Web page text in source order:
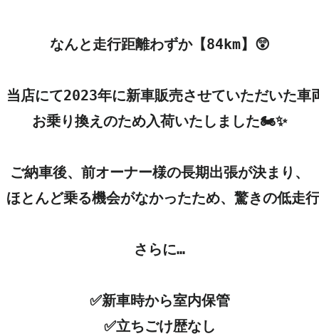
なんと走行距離わずか【84km】😲
当店にて2023年に新車販売させていただいた車
お乗り換えのため入荷いたしました🏍✨
ご納車後、前オーナー様の長期出張が決まり、
ほとんど乗る機会がなかったため、驚きの低走
さらに…
✅新車時から室内保管
✅立ちごけ歴なし